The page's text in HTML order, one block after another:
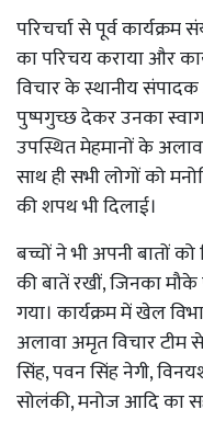
परिचर्चा से पूर्व
का परिचय कराया और
विचार के स्थानीय
पुष्पगुच्छ देकर उनका
उपस्थित मेहमानों के
साथ ही सभी लोगों को
की शपथ भी दिलाई।
बच्चों ने भी अपनी बातों
की बातें रखीं, जिनका मौके
गया। कार्यक्रम में खेल
अलावा अमृत विचार टीम से
सिंह, पवन सिंह नेगी,
सोलंकी, मनोज आदि का